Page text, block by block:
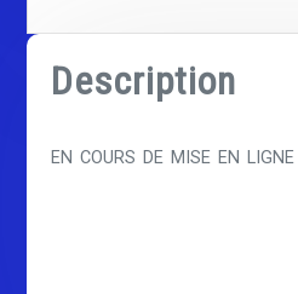
Description
EN COURS DE MISE EN LIGNE